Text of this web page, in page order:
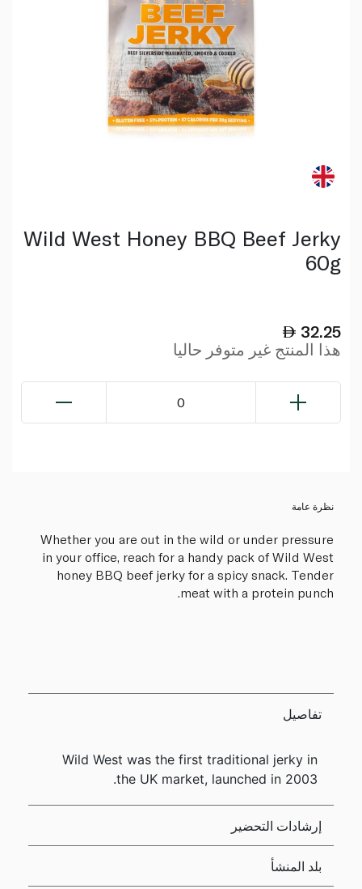
Wild West Honey BBQ Beef Jerky
60g
32.25
هذا المنتج غير متوفر حاليا
0
نظرة عامة
Whether you are out in the wild or under pressure
in your office, reach for a handy pack of Wild West
honey BBQ beef jerky for a spicy snack. Tender
meat with a protein punch.
تفاصيل
Wild West was the first traditional jerky in
the UK market, launched in 2003.
إرشادات التحضير
بلد المنشأ